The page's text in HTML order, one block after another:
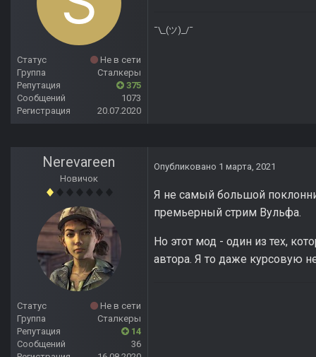
Статус
Не в сети
Группа
Сталкеры
Репутация
375
Сообщений
1073
Регистрация
20.07.2020
¯\_(ツ)_/¯
Nerevareen
Новичок
Статус
Не в сети
Группа
Сталкеры
Репутация
14
Сообщений
36
Опубликовано 1 марта, 2021
Я не самый большой
премьерный стрим Вульфа.
Но этот мод - один из тех,
автора. Я то даже курсовую